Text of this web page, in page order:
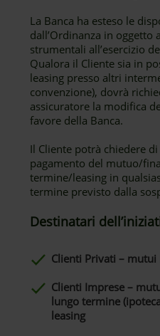
La Banca ha esteso le
dall’Ordinanza in oggetto
strumentali all’esercizio
Qualora il Cliente sia in
leasing presso altri
convenzione), dovrà
assicuratore la modifica
favore della Banca.
Il Cliente potrà chiedere
pagamento del mutuo/
termine/leasing in
termine previsto dalla
Destinatari
Clienti Privati –
Clienti Imprese –
lungo termine
leasing